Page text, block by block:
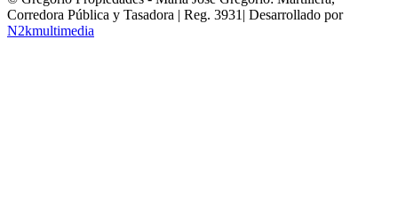
Corredora Pública y Tasadora | Reg. 3931| Desarrollado por
N2kmultimedia